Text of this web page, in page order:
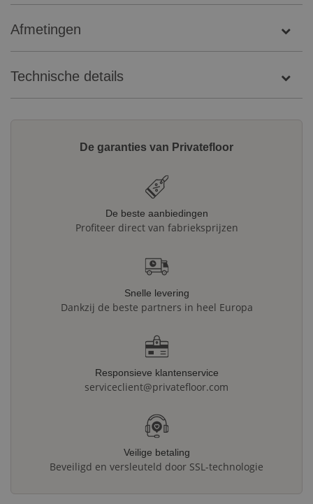
Afmetingen
Technische details
De garanties van Privatefloor
De beste aanbiedingen
Profiteer direct van fabrieksprijzen
Snelle levering
Dankzij de beste partners in heel Europa
Responsieve klantenservice
serviceclient@privatefloor.com
Veilige betaling
Beveiligd en versleuteld door SSL-technologie